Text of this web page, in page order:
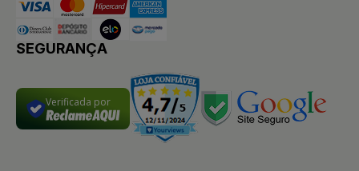
SEGURANÇA
Verificada por